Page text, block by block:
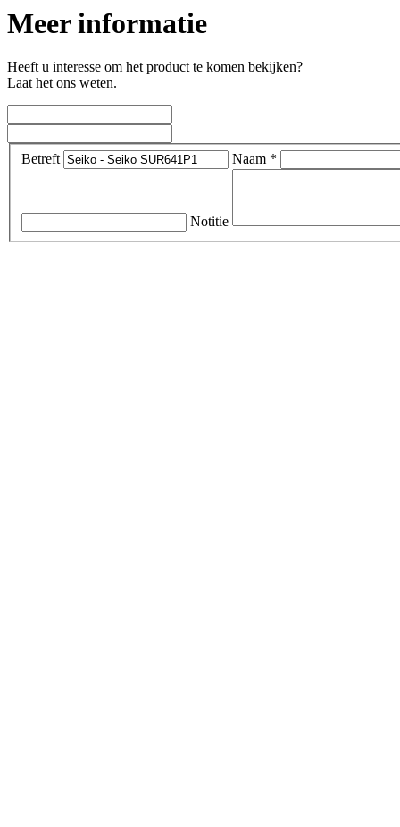
Meer informatie
Heeft u interesse om het product te komen bekijken?
Laat het ons weten.
Betreft Naam *
Notitie